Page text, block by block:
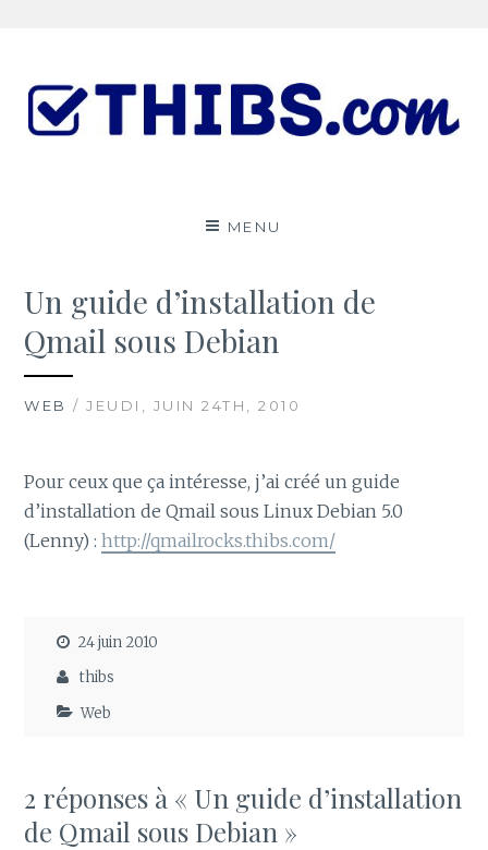
contenu
MENU
Un guide d’installation de
Qmail sous Debian
WEB / JEUDI, JUIN 24TH, 2010
Pour ceux que ça intéresse, j’ai créé un guide
d’installation de Qmail sous Linux Debian 5.0
(Lenny) :http://qmailrocks.thibs.com/
24 juin 2010
thibs
Web
2 réponses à « Un guide d’installation
de Qmail sous Debian »